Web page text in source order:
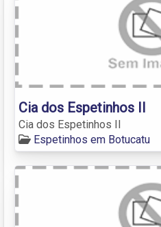
Cia dos Espetinhos II
Cia dos Espetinhos II
Espetinhos em Botucatu